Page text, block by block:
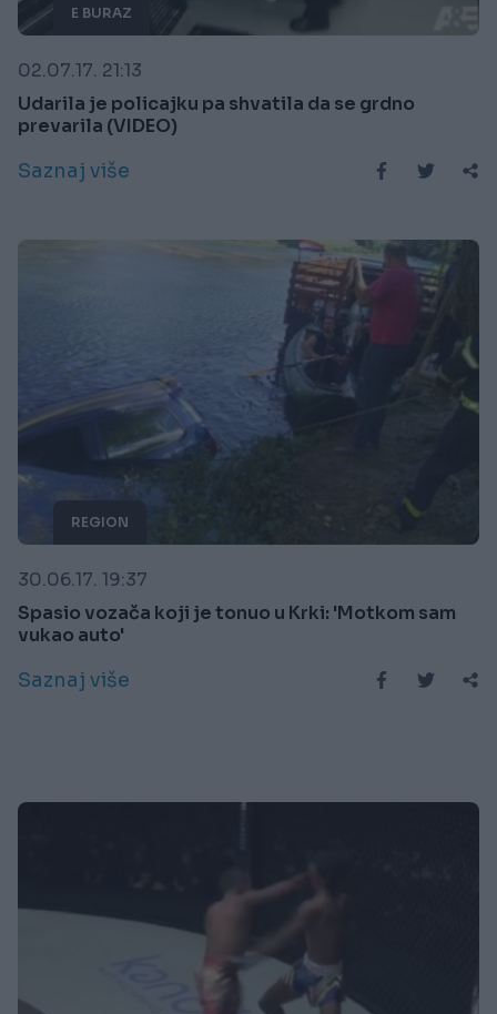
E BURAZ
02.07.17. 21:13
Udarila je policajku pa shvatila da se grdno
prevarila (VIDEO)
Saznaj više
REGION
30.06.17. 19:37
Spasio vozača koji je tonuo u Krki: 'Motkom sam
vukao auto'
Saznaj više